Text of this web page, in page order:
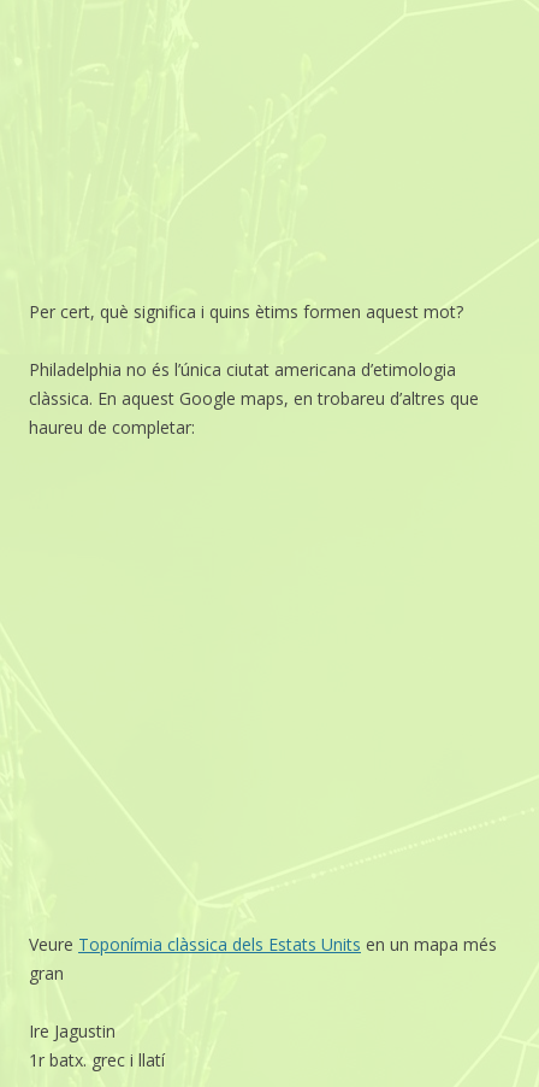
Per cert, què significa i quins ètims formen aquest mot?
Philadelphia no és l’única ciutat americana d’etimologia
clàssica. En aquest Google maps, en trobareu d’altres que
haureu de completar:
Veure Toponímia clàssica dels Estats Units en un mapa més
gran
Ire Jagustin
1r batx. grec i llatí